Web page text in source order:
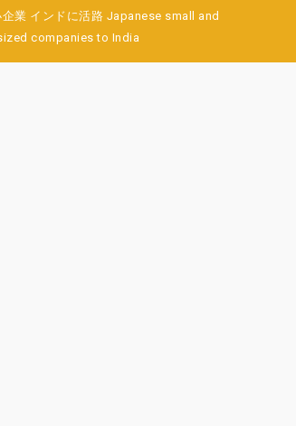
企業 インドに活路 Japanese small and
companies to India